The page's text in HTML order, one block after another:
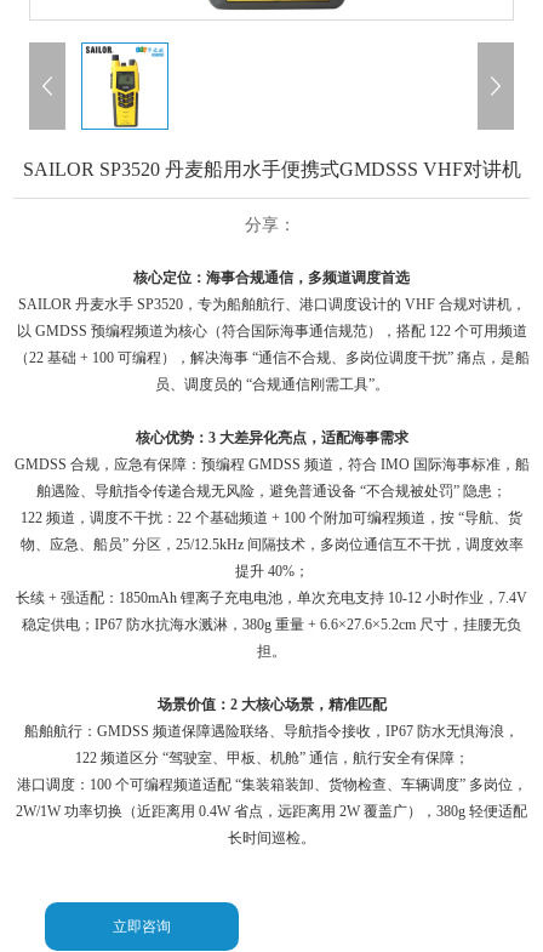
SAILOR SP3520 丹麦船用水手便携式GMDSSS VHF对讲机
分享：
核心定位：海事合规通信，多频道调度首选
SAILOR 丹麦水手 SP3520，专为船舶航行、港口调度设计的 VHF 合规对讲机，
以 GMDSS 预编程频道为核心（符合国际海事通信规范），搭配 122 个可用频道
（22 基础 + 100 可编程），解决海事 “通信不合规、多岗位调度干扰” 痛点，是船
员、调度员的 “合规通信刚需工具”。
核心优势：3 大差异化亮点，适配海事需求
GMDSS 合规，应急有保障：预编程 GMDSS 频道，符合 IMO 国际海事标准，船
舶遇险、导航指令传递合规无风险，避免普通设备 “不合规被处罚” 隐患；
122 频道，调度不干扰：22 个基础频道 + 100 个附加可编程频道，按 “导航、货
物、应急、船员” 分区，25/12.5kHz 间隔技术，多岗位通信互不干扰，调度效率
提升 40%；
长续 + 强适配：1850mAh 锂离子充电电池，单次充电支持 10-12 小时作业，7.4V
稳定供电；IP67 防水抗海水溅淋，380g 重量 + 6.6×27.6×5.2cm 尺寸，挂腰无负
担。
场景价值：2 大核心场景，精准匹配
船舶航行：GMDSS 频道保障遇险联络、导航指令接收，IP67 防水无惧海浪，
122 频道区分 “驾驶室、甲板、机舱” 通信，航行安全有保障；
港口调度：100 个可编程频道适配 “集装箱装卸、货物检查、车辆调度” 多岗位，
2W/1W 功率切换（近距离用 0.4W 省点，远距离用 2W 覆盖广），380g 轻便适配
长时间巡检。
立即咨询